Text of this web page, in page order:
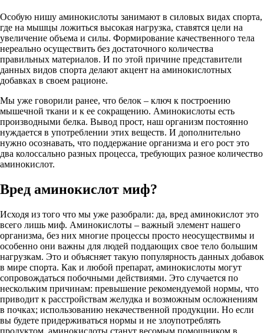
Особую нишу аминокислоты занимают в силовых видах спорта,
где на мышцы ложиться высокая нагрузка, ставятся цели на
увеличение объема и силы. Формирование качественного тела
нереально осуществить без достаточного количества
правильных материалов. И по этой причине представители
данных видов спорта делают акцент на аминокислотных
добавках в своем рационе.
Мы уже говорили ранее, что белок – ключ к построению
мышечной ткани и к ее сокращению. Аминокислоты есть
производными белка. Вывод прост, наш организм постоянно
нуждается в употреблении этих веществ. И дополнительно
нужно осознавать, что поддержание организма и его рост это
два колоссально разных процесса, требующих разное количество
аминокислот.
Вред аминокислот миф?
Исходя из того что мы уже разобрали: да, вред аминокислот это
всего лишь миф. Аминокислоты – важный элемент нашего
организма, без них многие процессы просто неосуществимы и
особенно они важны для людей поддающих свое тело большим
нагрузкам. Это и объясняет такую популярность данных добавок
в мире спорта. Как и любой препарат, аминокислоты могут
сопровождаться побочными действиями. Это случается по
нескольким причинам: превышение рекомендуемой нормы, что
приводит к расстройствам желудка и возможным осложнениям
в почках; использованию некачественной продукции. Но если
вы будете придерживаться нормы и не злоупотреблять
продуктом, аминокислоты станут весомым помощником в